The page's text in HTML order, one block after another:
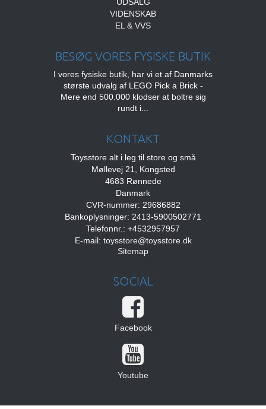
VIDENSKAB
EL & VVS
BESØG VORES FYSISKE BUTIK
I vores fysiske butik, har vi et af Danmarks
største udvalg af LEGO Pick a Brick -
Mere end 500.000 klodser at boltre sig
rundt i...
KONTAKT
Toysstore alt i leg til store og små
Møllevej 21, Kongsted
4683 Rønnede
Danmark
CVR-nummer: 29686882
Bankoplysninger: 2413-5900502771
Telefonnr.: +4532957957
E-mail: toysstore@toysstore.dk
Sitemap
SOCIAL
Facebook
Youtube